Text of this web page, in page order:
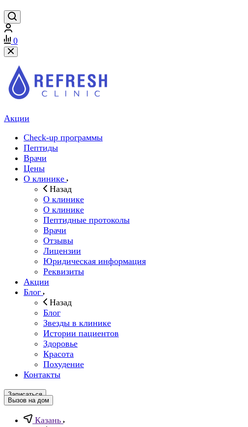
0
Акции
Check-up программы
Пептиды
Врачи
Цены
О клинике
Назад
О клинике
О клинике
Пептидные протоколы
Врачи
Отзывы
Лицензии
Юридическая информация
Реквизиты
Акции
Блог
Назад
Блог
Звезды в клинике
Истории пациентов
Здоровье
Красота
Похудение
Контакты
Записаться
Вызов на дом
Казань